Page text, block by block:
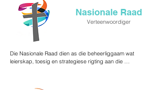
Nasionale Raad
Verteenwoordiger
Die Nasionale Raad dien as die beheerliggaam wat
leierskap, toesig en strategiese rigting aan die